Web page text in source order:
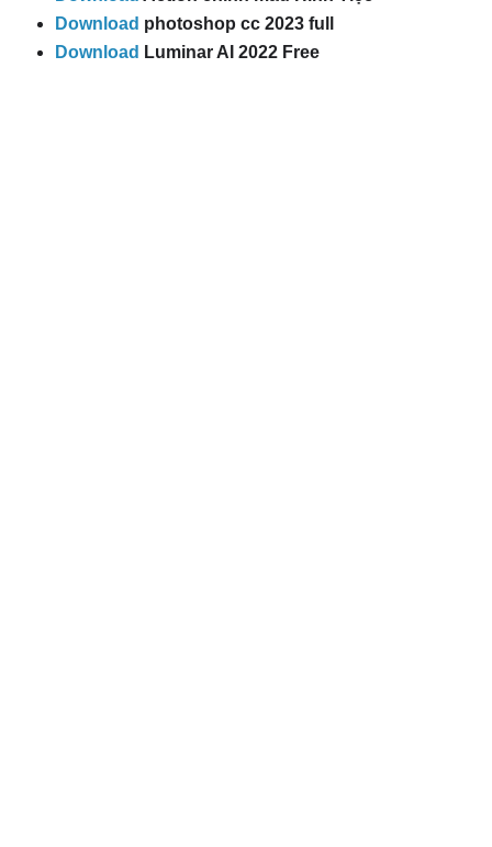
Download photoshop cc 2023 full
Download Luminar AI 2022 Free